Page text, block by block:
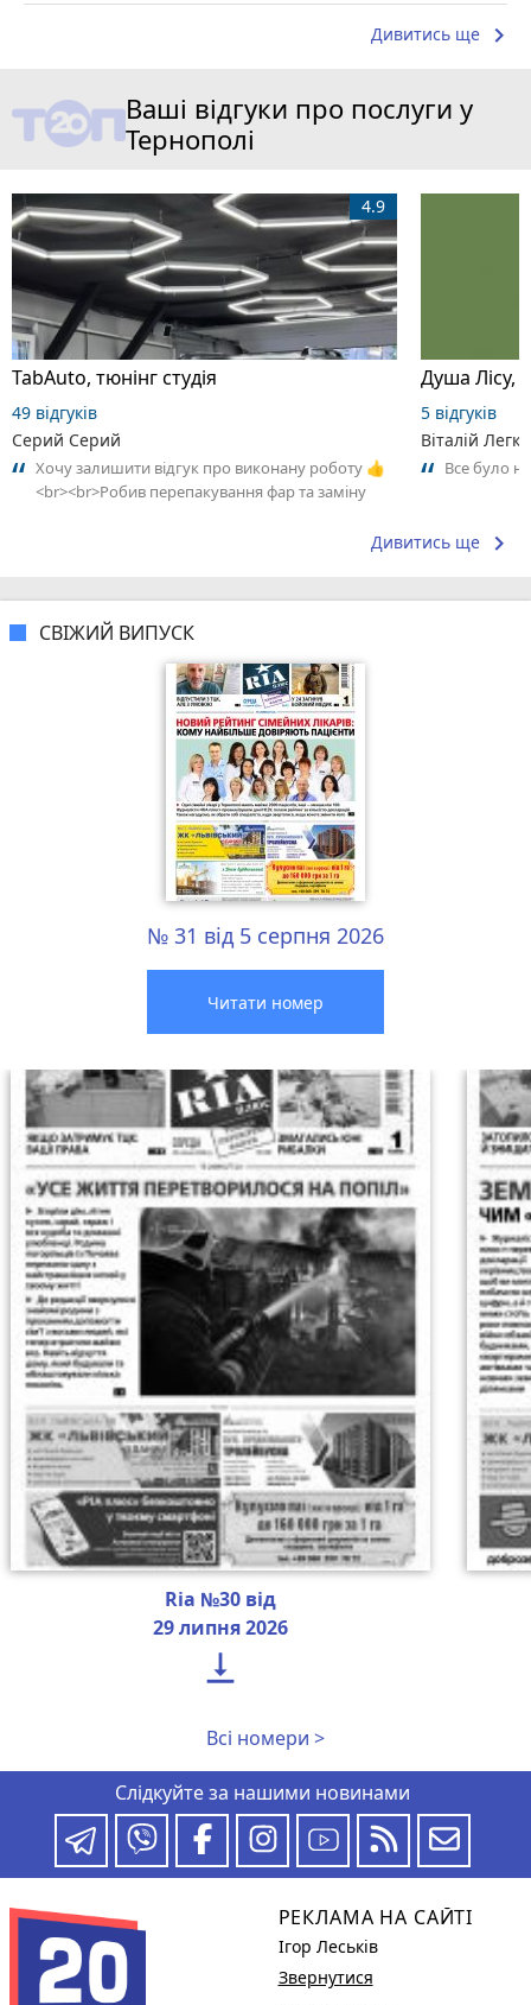
Дивитись ще keyboard_arrow_right
Ваші відгуки про послуги у
Тернополі
TabAuto, тюнінг студія
4.9
49 відгуків
Серий Серий
Хочу залишити відгук про виконану роботу 👍
<br><br>Робив перепакування фар та заміну
Душа Лісу,
5 відгуків
Віталій
Все було
Дивитись ще keyboard_arrow_right
СВІЖИЙ ВИПУСК
№ 31 від 5 серпня 2026
Читати номер
Ria №30 від
29 липня 2026

Всі номери >
Слідкуйте за нашими новинами
РЕКЛАМА НА САЙТІ
Ігор Леськів
Звернутися